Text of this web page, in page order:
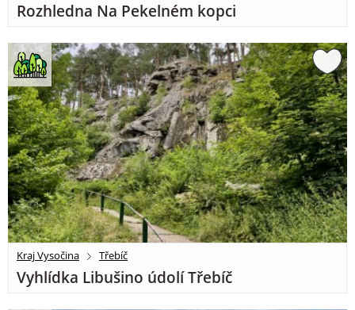
Rozhledna Na Pekelném kopci
Kraj Vysočina Třebíč
Vyhlídka Libušino údolí Třebíč